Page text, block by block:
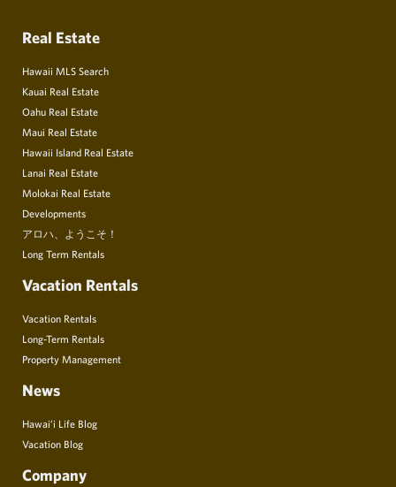
Real Estate
Hawaii MLS Search
Kauai Real Estate
Oahu Real Estate
Maui Real Estate
Hawaii Island Real Estate
Lanai Real Estate
Molokai Real Estate
Developments
アロハ、ようこそ！
Long Term Rentals
Vacation Rentals
Vacation Rentals
Long-Term Rentals
Property Management
News
Hawai’i Life Blog
Vacation Blog
Company